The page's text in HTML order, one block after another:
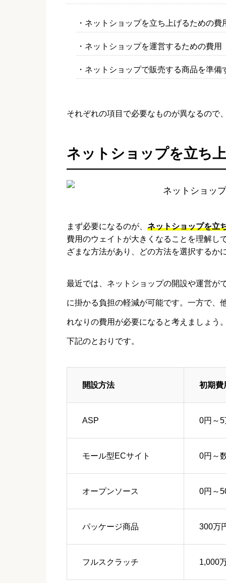
・ネットショップを立ち上げるための費
・ネットショップを運営するための費用
・ネットショップで販売する商品を準備
それぞれの項目で必要なものが異なるので
ネットショップを立ち
まず必要になるのが、 ネットショップを立
費用のウェイトが大きくなることを理解し
ざまな方法があり、どの方法を選択するか
最近では、ネットショップの開設や運営が
に掛かる負担の軽減が可能です。一方で、
れなりの費用が必要になると考えましょう
下記のとおりです。
開設方法 初期費
ASP 0円～
モール型ECサイト 0円～
オープンソース 0円～
パッケージ商品 300万
フルスクラッチ 1,000